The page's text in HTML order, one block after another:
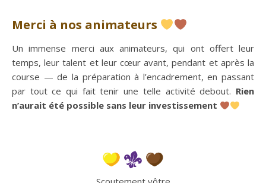
Merci à nos animateurs
Un immense merci aux animateurs, qui ont offert leur
temps, leur talent et leur cœur avant, pendant et après la
course — de la préparation à l’encadrement, en passant
par tout ce qui fait tenir une telle activité debout. Rien
n’aurait été possible sans leur investissement